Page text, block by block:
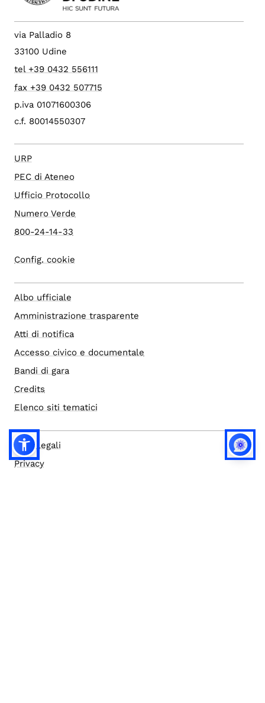
via Palladio 8
33100 Udine
tel +39 0432 556111
fax +39 0432 507715
p.iva 01071600306
c.f. 80014550307
URP
PEC di Ateneo
Ufficio Protocollo
Numero Verde
800-24-14-33
Config. cookie
Albo ufficiale
Amministrazione trasparente
Atti di notifica
Accesso civico e documentale
Bandi di gara
Credits
Elenco siti tematici
Note legali
Privacy